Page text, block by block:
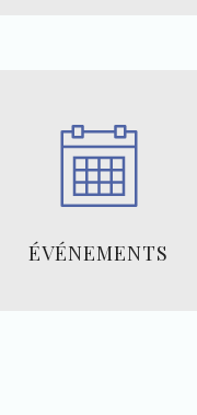
ÉVÉNEMENTS